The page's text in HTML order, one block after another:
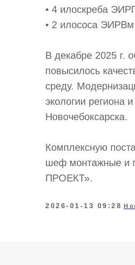
• 4 илоскреба
• 2 илососа ЭИРВм
В декабре 2025 г.
повысилось
среду.
экологии региона
Новочебоксарска.
Комплексную
шеф монтажные и
ПРОЕКТ».
2026-01-13 09:28